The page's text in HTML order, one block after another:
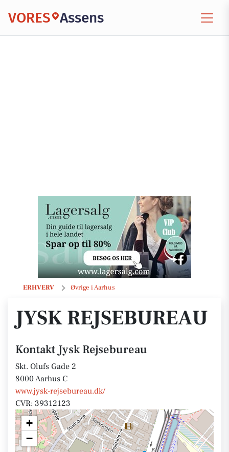
VORES Assens
ERHVERV Øvrige i Aarhus
Jysk Rejsebureau
JYSK REJSEBUREAU
Kontakt Jysk Rejsebureau
Skt. Olufs Gade 2
8000 Aarhus C
www.jysk-rejsebureau.dk/
CVR: 39312123
+
−